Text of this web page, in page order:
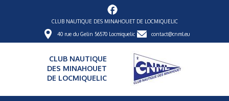
CLUB NAUTIQUE DES MINAHOUET DE LOCMIQUELIC
40 rue du Gelin 56570 Locmiquelic contact@cnml.eu
CLUB NAUTIQUE
DES MINAHOUET
DE LOCMIQUELIC